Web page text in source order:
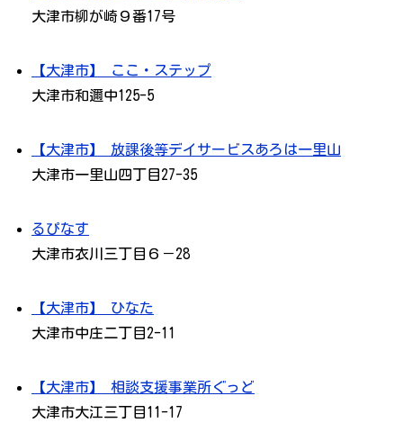
大津市柳が崎９番17号
【大津市】 ここ・ステップ
大津市和邇中125-5
【大津市】 放課後等デイサービスあろは一里山
大津市一里山四丁目27-35
るぴなす
大津市衣川三丁目６－28
【大津市】 ひなた
大津市中庄二丁目2-11
【大津市】 相談支援事業所ぐっど
大津市大江三丁目11-17